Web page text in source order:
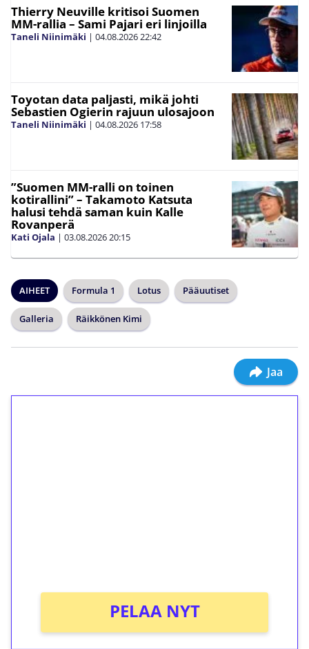
Thierry Neuville kritisoi Suomen
MM-rallia – Sami Pajari eri linjoilla
Taneli Niinimäki | 04.08.202622:42
Toyotan data paljasti, mikä johti
Sebastien Ogierin rajuun ulosajoon
Taneli Niinimäki | 04.08.2026 17:58
”Suomen MM-ralli on toinen
kotirallini” – Takamoto Katsuta
halusi tehdä saman kuin Kalle
Rovanperä
Kati Ojala | 03.08.202620:15
AIHEET Formula 1 Lotus Pääuutiset
Galleria Räikkönen Kimi
Jaa
PELAA NYT